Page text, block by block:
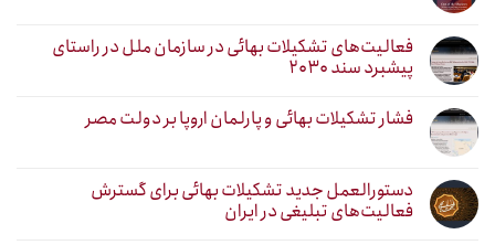
فعالیت‌های تشکیلات بهائی در سازمان ملل در راستای
پیشبرد سند ۲۰۳۰
فشار تشکیلات بهائی و پارلمان اروپا بر دولت مصر
دستورالعمل جدید تشکیلات بهائی برای گسترش
فعالیت‌های تبلیغی در ایران